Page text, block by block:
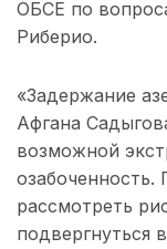
ОБСЕ по
Риберио.
«Задержание
Афгана
возможной
озабоченность.
рассмотреть
подвергнуться